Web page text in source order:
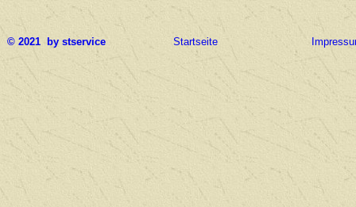
© 2021 by stservice Startseite